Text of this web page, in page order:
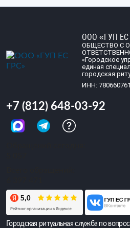
ООО «ГУП ЕС
ОБЩЕСТВО С
«Городское
единая
городская
ИНН:
+7 (812) 648-03-92
Городская ритуальная служба по